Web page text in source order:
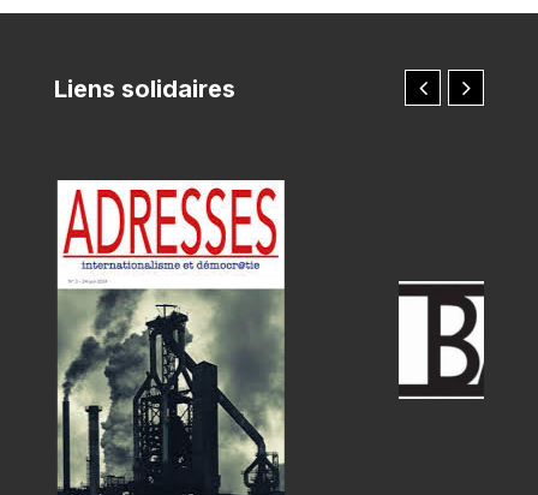
Liens solidaires